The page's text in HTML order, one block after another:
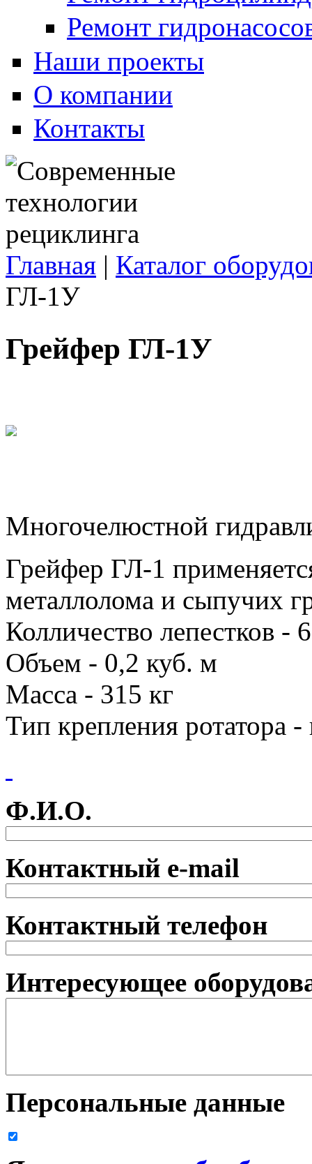
Ремонт
Наши проекты
О компании
Контакты
Вы здесь
Главная | Каталог
ГЛ-1У
Грейфер ГЛ-1У
Многочелюстной
Грейфер ГЛ-1
металлолома и сыпучих
Колличество лепестков -
Объем - 0,2 куб. м
Масса - 315 кг
Тип крепления ротатора
Ф.И.О.
Контактный e-mail
Контактный телефон
Интересующее
Персональные данные